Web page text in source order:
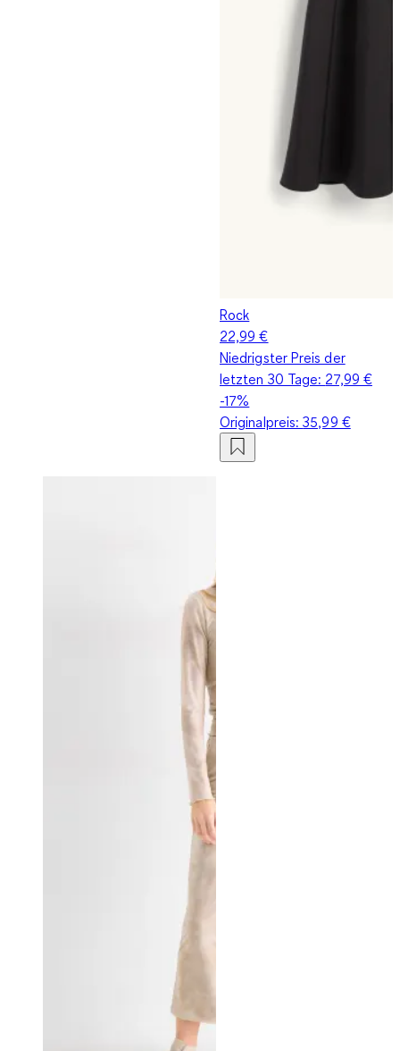
Rock
22,99 €
Niedrigster Preis der
letzten 30 Tage: 27,99 €
-17%
Originalpreis:35,99 €